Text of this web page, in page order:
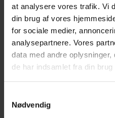
at analysere vores trafik. Vi
din brug af vores
for sociale medier,
analysepartnere. Vores
data med andre
de har indsamlet fra din
Nødvendig
sociolog Rolf
Universitet og
De tre indlæg gav i den
stof til eftertanke,
meget forskellige
Mange bud på en
Et af Emilia van